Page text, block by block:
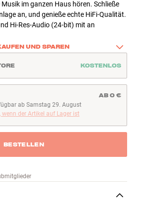
im ganzen Haus hören. Schließe
an, und genieße echte HiFi-Qualität.
Hi-Res-Audio (24-bit) mit an
UND SPAREN
mit einem Denon Home 150 und
guten Sound ganz einfach in einen
in die Küche, ins Büro oder ins
KOSTENLOS
29. Augustab Samstag 29. August
der Artikel auf Lager ist
AB 0 €
BESTELLEN